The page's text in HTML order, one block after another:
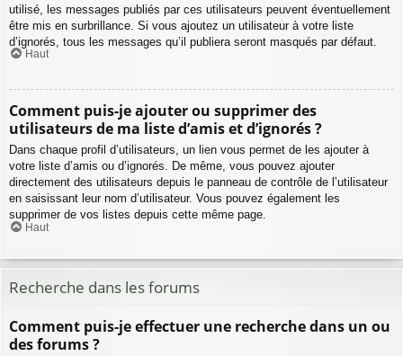
utilisé, les messages publiés par ces utilisateurs peuvent éventuellement
être mis en surbrillance. Si vous ajoutez un utilisateur à votre liste
d’ignorés, tous les messages qu’il publiera seront masqués par défaut.
Haut
Comment puis-je ajouter ou supprimer des
utilisateurs de ma liste d’amis et d’ignorés ?
Dans chaque profil d’utilisateurs, un lien vous permet de les ajouter à
votre liste d’amis ou d’ignorés. De même, vous pouvez ajouter
directement des utilisateurs depuis le panneau de contrôle de l’utilisateur
en saisissant leur nom d’utilisateur. Vous pouvez également les
supprimer de vos listes depuis cette même page.
Haut
Recherche dans les forums
Comment puis-je effectuer une recherche dans un ou
des forums ?